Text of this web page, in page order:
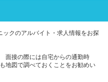
クのアルバイト・求人情報をお探
面接の際には自宅からの通勤時
地図で調べておくことをお勧めい